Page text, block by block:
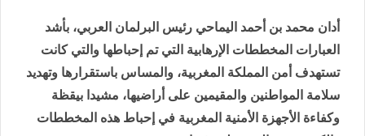
أدان محمد بن أحمد اليماحي رئيس البرلمان العربي، بأشد
العبارات المخططات الإرهابية التي تم إحباطها والتي كانت
تستهدف أمن المملكة المغربية، والمساس باستقرارها وتهديد
سلامة المواطنين والمقيمين على أراضيها، مشيدا بيقظة
وكفاءة الأجهزة الأمنية المغربية في إحباط هذه المخططات